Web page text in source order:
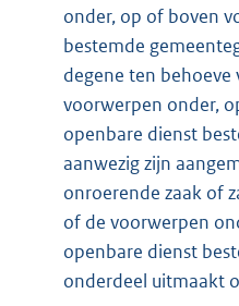
onder, op of boven
bestemde
degene ten
voorwerpen onder,
openbare dienst
aanwezig zijn
onroerende zaak of
of de voorwerpen
openbare dienst
onderdeel uitmaakt